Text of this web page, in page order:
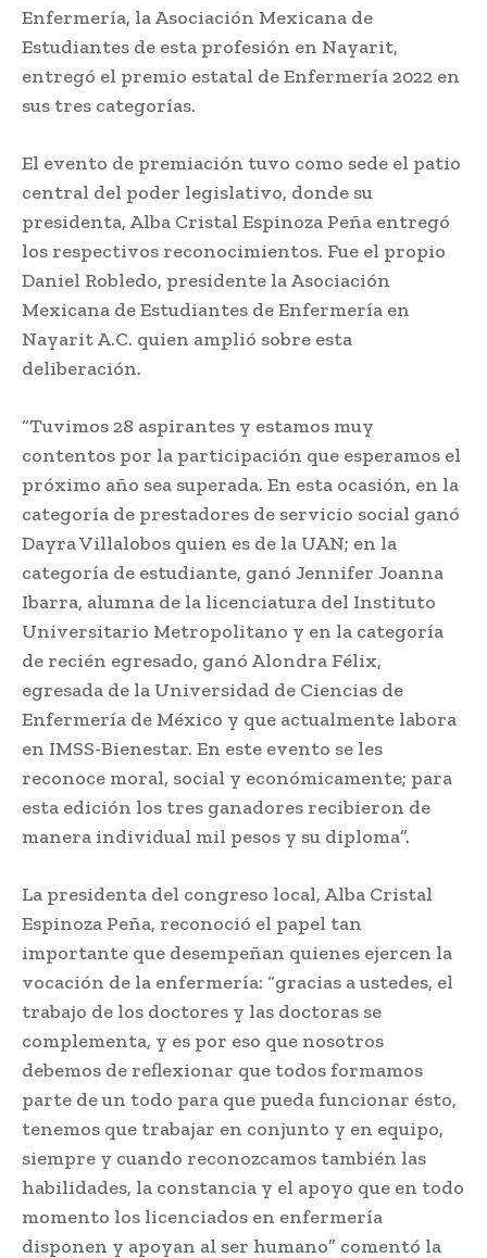
Enfermería, la Asociación Mexicana de
Estudiantes de esta profesión en Nayarit,
entregó el premio estatal de Enfermería 2022 en
sus tres categorías.
El evento de premiación tuvo como sede el patio
central del poder legislativo, donde su
presidenta, Alba Cristal Espinoza Peña entregó
los respectivos reconocimientos. Fue el propio
Daniel Robledo, presidente la Asociación
Mexicana de Estudiantes de Enfermería en
Nayarit A.C. quien amplió sobre esta
deliberación.
“Tuvimos 28 aspirantes y estamos muy
contentos por la participación que esperamos el
próximo año sea superada. En esta ocasión, en la
categoría de prestadores de servicio social ganó
Dayra Villalobos quien es de la UAN; en la
categoría de estudiante, ganó Jennifer Joanna
Ibarra, alumna de la licenciatura del Instituto
Universitario Metropolitano y en la categoría
de recién egresado, ganó Alondra Félix,
egresada de la Universidad de Ciencias de
Enfermería de México y que actualmente labora
en IMSS-Bienestar. En este evento se les
reconoce moral, social y económicamente; para
esta edición los tres ganadores recibieron de
manera individual mil pesos y su diploma”.
La presidenta del congreso local, Alba Cristal
Espinoza Peña, reconoció el papel tan
importante que desempeñan quienes ejercen la
vocación de la enfermería: “gracias a ustedes, el
trabajo de los doctores y las doctoras se
complementa, y es por eso que nosotros
debemos de reflexionar que todos formamos
parte de un todo para que pueda funcionar ésto,
tenemos que trabajar en conjunto y en equipo,
siempre y cuando reconozcamos también las
habilidades, la constancia y el apoyo que en todo
momento los licenciados en enfermería
disponen y apoyan al ser humano” comentó la